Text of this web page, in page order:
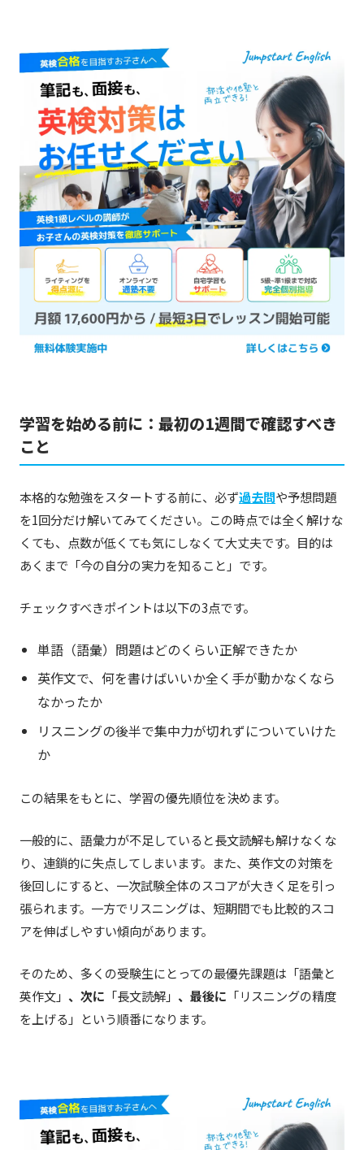
学習を始める前に：最初の1週間で確認すべき
こと
本格的な勉強をスタートする前に、必ず過去問や予想問題
を1回分だけ解いてみてください。この時点では全く解けな
くても、点数が低くても気にしなくて大丈夫です。目的は
あくまで「今の自分の実力を知ること」です。
チェックすべきポイントは以下の3点です。
単語（語彙）問題はどのくらい正解できたか
英作文で、何を書けばいいか全く手が動かなくなら
なかったか
リスニングの後半で集中力が切れずについていけた
か
この結果をもとに、学習の優先順位を決めます。
一般的に、語彙力が不足していると長文読解も解けなくな
り、連鎖的に失点してしまいます。また、英作文の対策を
後回しにすると、一次試験全体のスコアが大きく足を引っ
張られます。一方でリスニングは、短期間でも比較的スコ
アを伸ばしやすい傾向があります。
そのため、多くの受験生にとっての最優先課題は 「語彙と
英作文」 、次に 「長文読解」 、最後に 「リスニングの精度
を上げる」 という順番になります。